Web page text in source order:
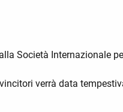
Società Internazionale
verrà data